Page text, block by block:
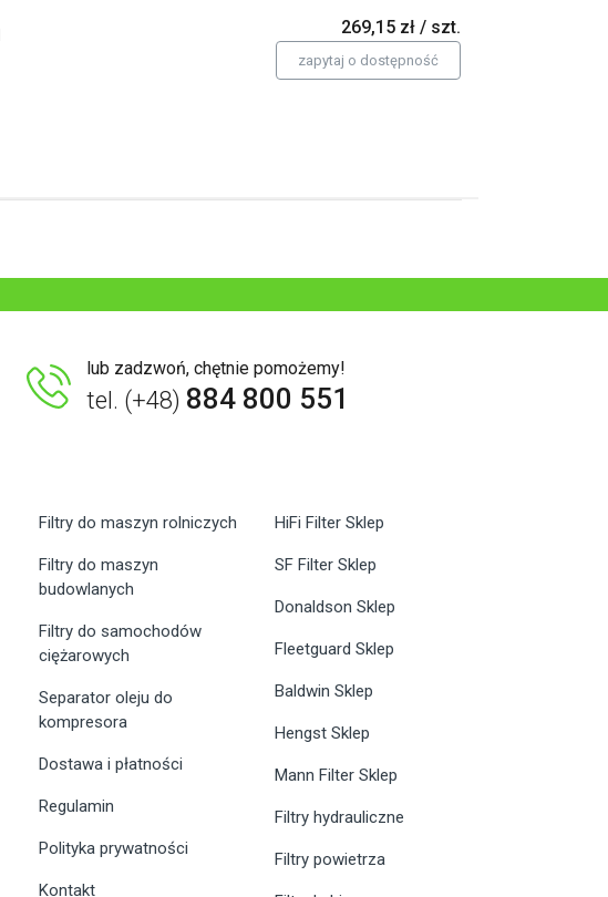
269,15 zł / szt.
zapytaj o dostępność
lub zadzwoń, chętnie pomożemy!
tel. (+48) 884 800 551
Filtry do maszyn rolniczych
Filtry do maszyn
budowlanych
Filtry do samochodów
ciężarowych
Separator oleju do
kompresora
Dostawa i płatności
Regulamin
Polityka prywatności
Kontakt
HiFi Filter Sklep
SF Filter Sklep
Donaldson Sklep
Fleetguard Sklep
Baldwin Sklep
Hengst Sklep
Mann Filter Sklep
Filtry hydrauliczne
Filtry powietrza